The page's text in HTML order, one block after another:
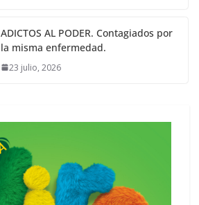
ADICTOS AL PODER. Contagiados por
la misma enfermedad.
23 julio, 2026